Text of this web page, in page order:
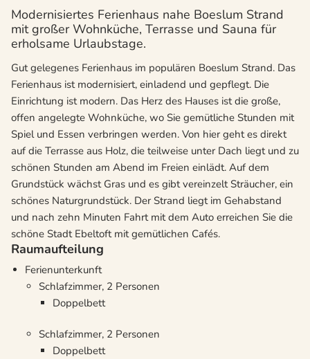
Modernisiertes Ferienhaus nahe Boeslum Strand
mit großer Wohnküche, Terrasse und Sauna für
erholsame Urlaubstage.
Gut gelegenes Ferienhaus im populären Boeslum Strand. Das
Ferienhaus ist modernisiert, einladend und gepflegt. Die
Einrichtung ist modern. Das Herz des Hauses ist die große,
offen angelegte Wohnküche, wo Sie gemütliche Stunden mit
Spiel und Essen verbringen werden. Von hier geht es direkt
auf die Terrasse aus Holz, die teilweise unter Dach liegt und zu
schönen Stunden am Abend im Freien einlädt. Auf dem
Grundstück wächst Gras und es gibt vereinzelt Sträucher, ein
schönes Naturgrundstück. Der Strand liegt im Gehabstand
und nach zehn Minuten Fahrt mit dem Auto erreichen Sie die
schöne Stadt Ebeltoft mit gemütlichen Cafés.
Raumaufteilung
Ferienunterkunft
Schlafzimmer, 2 Personen
Doppelbett
Schlafzimmer, 2 Personen
Doppelbett